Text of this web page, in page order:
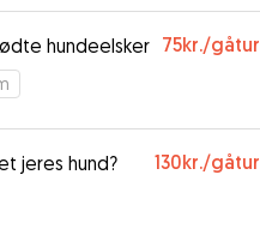
hundeelsker 75kr./gåtur
jeres hund? 130kr./gåtur